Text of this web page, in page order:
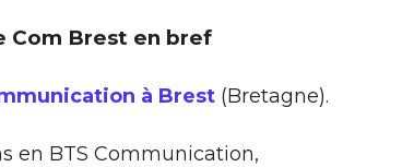
Com Brest en bref
à Brest (Bretagne).
en BTS Communication,